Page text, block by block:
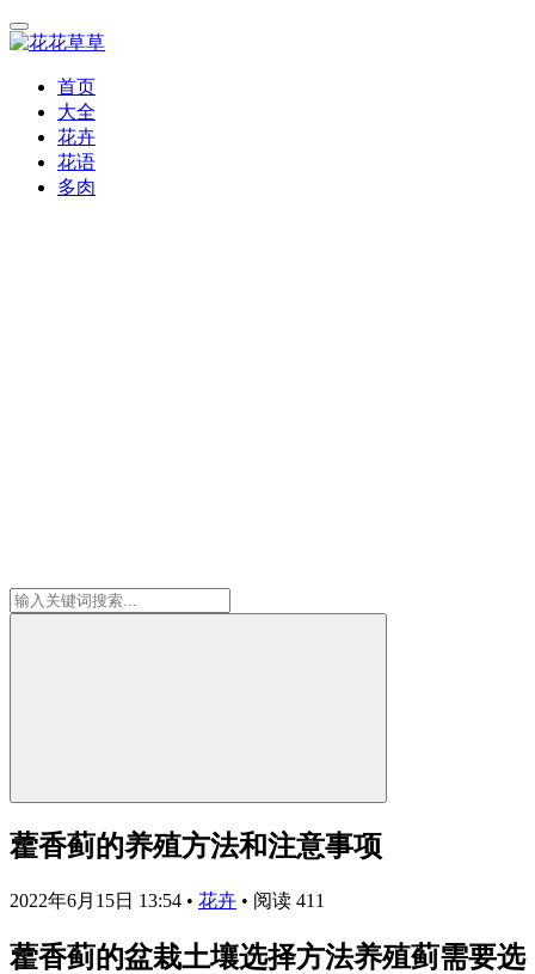
首页
大全
花卉
花语
多肉
藿香蓟的养殖方法和注意事项
2022年6月15日 13:54 • 花卉 • 阅读 411
藿香蓟的盆栽土壤选择方法养殖蓟需要选